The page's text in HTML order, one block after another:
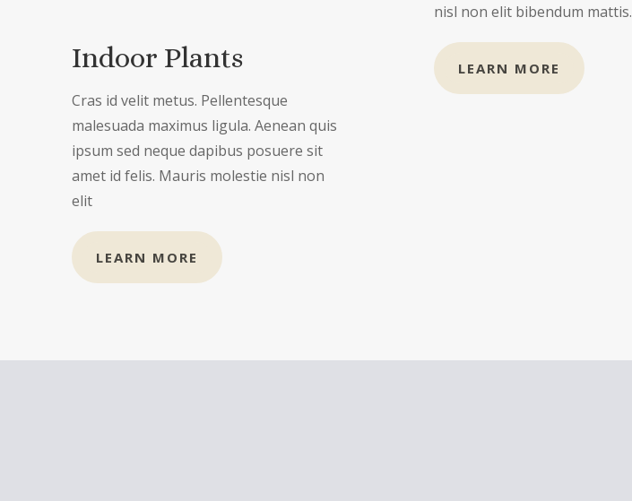
Indoor Plants
Cras id velit metus. Pellentesque
malesuada maximus ligula. Aenean quis
ipsum sed neque dapibus posuere sit
amet id felis. Mauris molestie nisl non
elit
LEARN MORE
nisl non elit bibendum mattis.
LEARN MORE